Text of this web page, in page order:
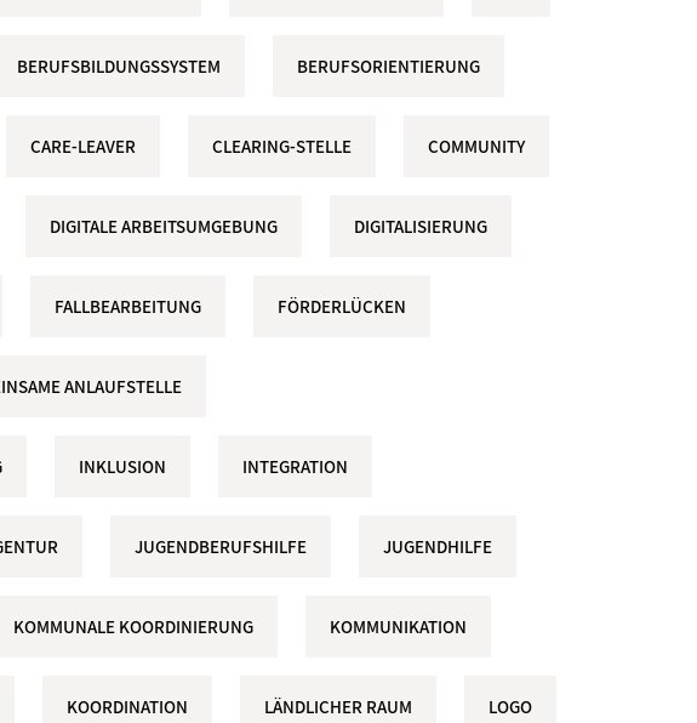
BERUFSBILDUNGSSYSTEM BERUFSORIENTIERUNG
CARE-LEAVER CLEARING-STELLE COMMUNITY
DIGITALE ARBEITSUMGEBUNG DIGITALISIERUNG
FALLBEARBEITUNG FÖRDERLÜCKEN
ANLAUFSTELLE
INKLUSION INTEGRATION
JUGENDBERUFSHILFE JUGENDHILFE
KOMMUNALE KOORDINIERUNG KOMMUNIKATION
KOORDINATION LÄNDLICHER RAUM LOGO